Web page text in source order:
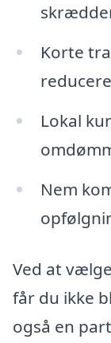
Korte
Lokal
Nem
Ved at
får du ikke
også en